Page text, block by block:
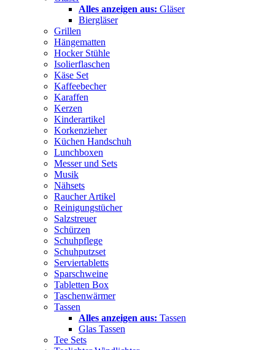
Alles anzeigen aus: Gläser
Biergläser
Grillen
Hängematten
Hocker Stühle
Isolierflaschen
Käse Set
Kaffeebecher
Karaffen
Kerzen
Kinderartikel
Korkenzieher
Küchen Handschuh
Lunchboxen
Messer und Sets
Musik
Nähsets
Raucher Artikel
Reinigungstücher
Salzstreuer
Schürzen
Schuhpflege
Schuhputzset
Serviertabletts
Sparschweine
Tabletten Box
Taschenwärmer
Tassen
Alles anzeigen aus: Tassen
Glas Tassen
Tee Sets